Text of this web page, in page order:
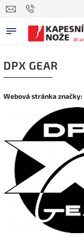
DPX GEAR
Webová stránka značky: